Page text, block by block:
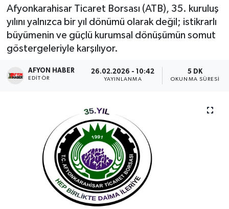
Afyonkarahisar Ticaret Borsası (ATB), 35. kuruluş
yılını yalnızca bir yıl dönümü olarak değil; istikrarlı
büyümenin ve güçlü kurumsal dönüşümün somut
göstergeleriyle karşılıyor.
AFYON HABER
EDITÖR
26.02.2026 - 10:42
YAYINLANMA
5 DK
OKUNMA SÜRESI
Sivil Toplum
Ekonomi
Magazin